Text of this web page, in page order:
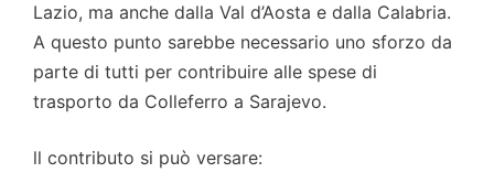
Lazio, ma anche dalla Val d’Aosta e dalla Calabria.
A questo punto sarebbe necessario uno sforzo da
parte di tutti per contribuire alle spese di
trasporto da Colleferro a Sarajevo.
ll contributo si può versare: